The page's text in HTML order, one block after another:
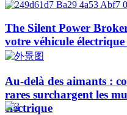
The Silent Power
votre véhicule
Au-delà des aimants :
rares surchargent les
électrique